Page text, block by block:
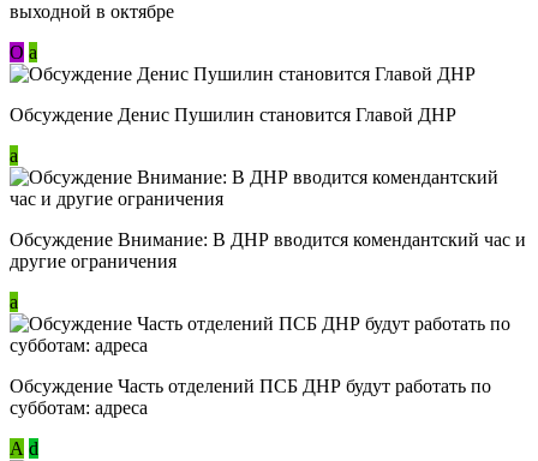
выходной в октябре
О a
Обсуждение Денис Пушилин становится Главой ДНР
a
Обсуждение Внимание: В ДНР вводится комендантский час и
другие ограничения
a
Обсуждение Часть отделений ПСБ ДНР будут работать по
субботам: адреса
А d